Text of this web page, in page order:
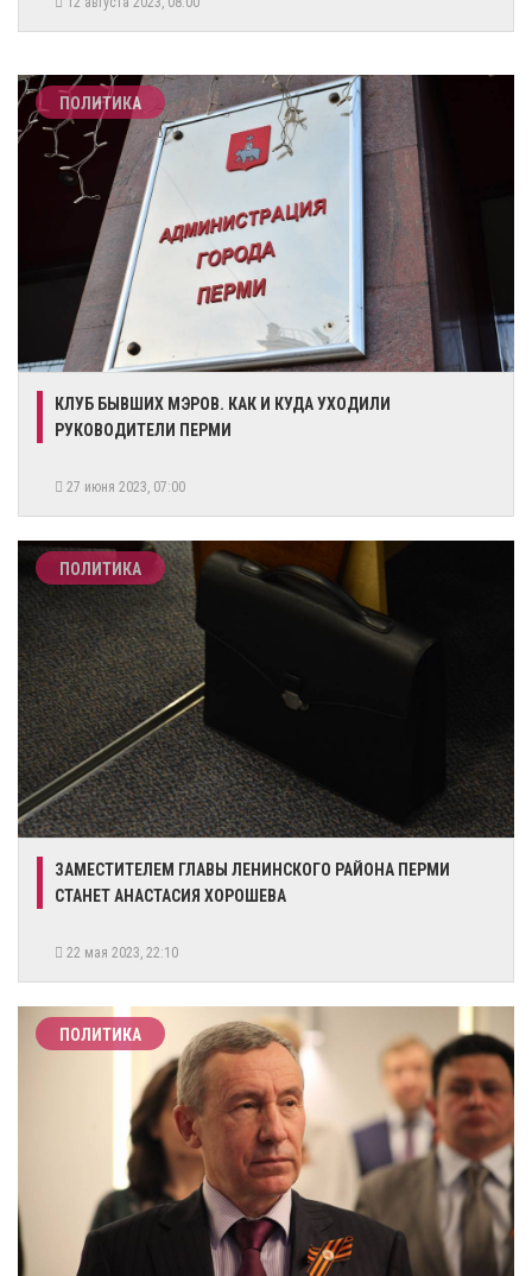
ПОЛИТИКА
КЛУБ БЫВШИХ МЭРОВ. КАК И КУДА УХОДИЛИ
РУКОВОДИТЕЛИ ПЕРМИ
27 июня 2023, 07:00
ПОЛИТИКА
ЗАМЕСТИТЕЛЕМ ГЛАВЫ ЛЕНИНСКОГО РАЙОНА ПЕРМИ
СТАНЕТ АНАСТАСИЯ ХОРОШЕВА
22 мая 2023, 22:10
ПОЛИТИКА